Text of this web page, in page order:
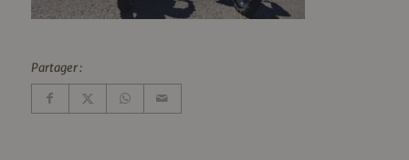
Partager :